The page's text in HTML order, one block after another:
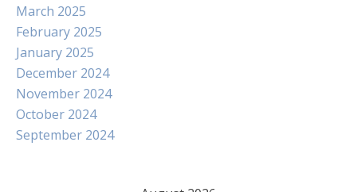
March 2025
February 2025
January 2025
December 2024
November 2024
October 2024
September 2024